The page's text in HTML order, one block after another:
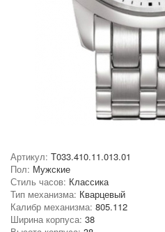
Артикул: T033.410.11.013.01
Пол: Мужские
Стиль часов: Классика
Тип механизма: Кварцевый
Калибр механизма: 805.112
Ширина корпуса: 38